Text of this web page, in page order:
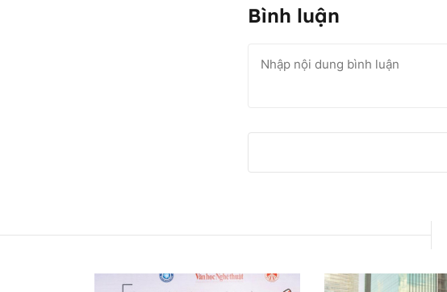
Bình luận